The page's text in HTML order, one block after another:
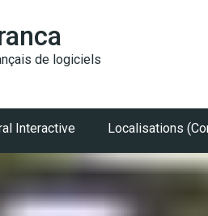
de logiciels
Interactive Localisations